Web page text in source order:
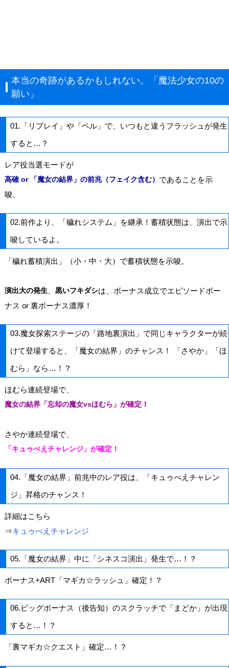
本当の奇跡があるかもしれない。「魔法少女の10の
願い」
01.「リプレイ」や「ベル」で、いつもと違うフラッシュが発生
すると…？
レア役当選モードが
高確 or 「魔女の結界」の前兆（フェイク含む） であることを示
唆。
02.前作より、「穢れシステム」を継承！蓄積状態は、演出で示
唆しているよ。
「穢れ蓄積演出」（小・中・大）で蓄積状態を示唆。
演出大の発生、 黒いフキダシは、ボーナス成立でエピソードボー
ナス or 裏ボーナス濃厚！
03.魔女探索ステージの「路地裏演出」で同じキャラクターが続
けて登場すると、「魔女の結界」のチャンス！ 「さやか」「ほ
むら」なら…！？
ほむら連続登場で、
魔女の結界「忘却の魔女vsほむら」が確定！
さやか連続登場で、
「キュゥべえチャレンジ」が確定！
04.「魔女の結界」前兆中のレア役は、「キュゥべえチャレン
ジ」昇格のチャンス！
詳細はこちら
⇒キュゥべえチャレンジ
05.「魔女の結界」中に「シネスコ演出」発生で…！？
ボーナス+ART「マギカ☆ラッシュ」確定！？
06.ビッグボーナス（後告知）のスクラッチで「まどか」が出現
すると…！？
「裏マギカ☆クエスト」確定…！？